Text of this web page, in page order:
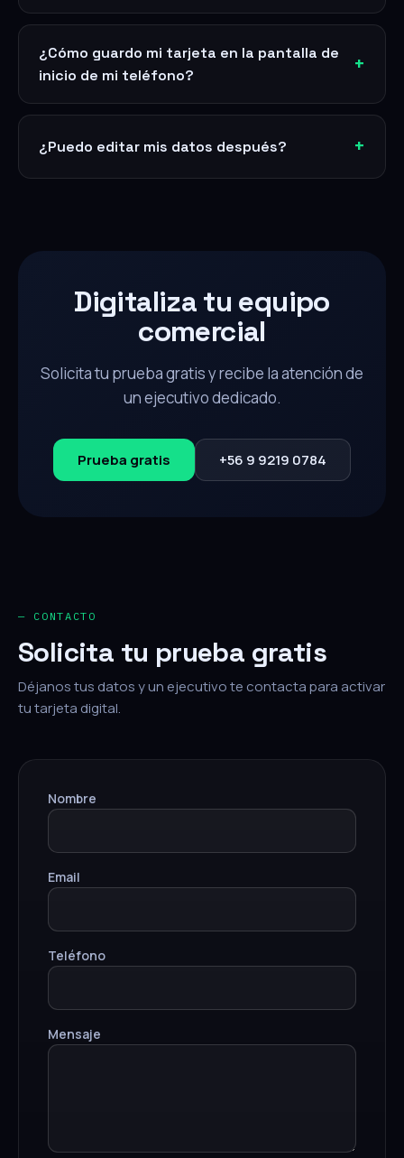
¿Cómo guardo mi tarjeta en la pantalla de
inicio de mi teléfono?
¿Puedo editar mis datos después?
Digitaliza tu equipo
comercial
Solicita tu prueba gratis y recibe la atención de
un ejecutivo dedicado.
Prueba gratis +56 9 9219 0784
— CONTACTO
Solicita tu prueba gratis
Déjanos tus datos y un ejecutivo te contacta para activar
tu tarjeta digital.
Nombre
Email
Teléfono
Mensaje